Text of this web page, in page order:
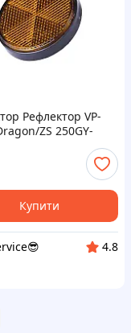
Рефлектор VP-
ZS 250GY-
SP250D-7 AMG, MC-
Купити
4.8